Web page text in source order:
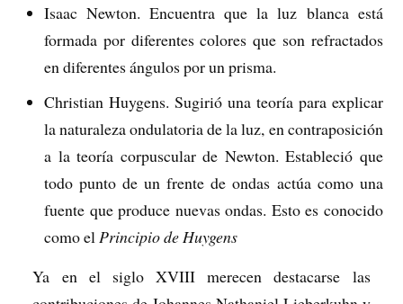
Isaac Newton. Encuentra que la luz blanca está
formada por diferentes colores que son refractados
en diferentes ángulos por un prisma.
Christian Huygens. Sugirió una teoría para explicar
la naturaleza ondulatoria de la luz, en contraposición
a la teoría corpuscular de Newton. Estableció que
todo punto de un frente de ondas actúa como una
fuente que produce nuevas ondas. Esto es conocido
como el Principio de Huygens
Ya en el siglo XVIII merecen destacarse las